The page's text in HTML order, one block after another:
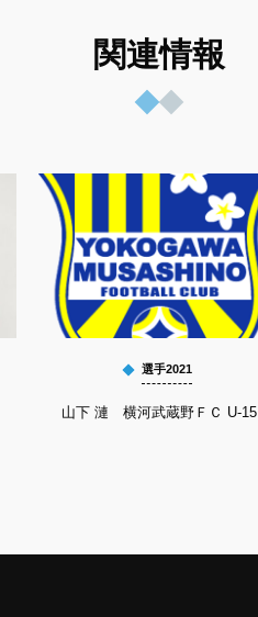
関連情報
選手2021
山下 漣 横河武蔵野ＦＣ U-15